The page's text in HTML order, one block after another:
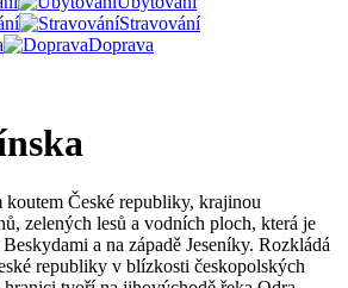
Stravování
Doprava
České republiky, krajinou
zelených lesů a vodních ploch, která je
a na západě Jeseníky. Rozkládá
republiky v blízkosti českopolských